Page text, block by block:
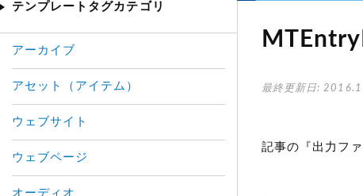
最終更新日:
記事の『出力フ
テンプレートタグカテゴリ
アーカイブ
アセット（アイテム）
ウェブサイト
ウェブページ
オーディオ